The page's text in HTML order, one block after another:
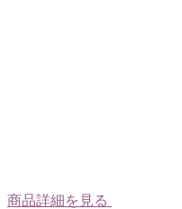
商品詳細を見る